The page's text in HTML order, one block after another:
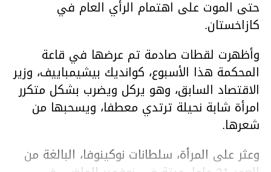
حتى الموت على اهتمام الرأي العام في
كازاخستان.
وأظهرت لقطات صادمة تم عرضها في قاعة
المحكمة هذا الأسبوع، كوانديك بيشيمباييف، وزير
الاقتصاد السابق، وهو يركل ويضرب بشكل متكرر
امرأة شابة نحيلة ترتدي معطفا، ويسحبها من
شعرها.
وعثر على المرأة، سلطانات نوكينوفا، البالغة من